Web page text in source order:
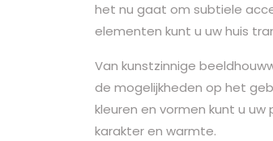
het nu gaat om subtiele
elementen kunt u uw huis
Van kunstzinnige
de mogelijkheden op het
kleuren en vormen kunt u
karakter en warmte.